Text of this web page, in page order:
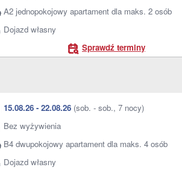
A2 jednopokojowy apartament dla maks. 2 osób
Dojazd własny
Sprawdź terminy
15.08.26 - 22.08.26 (sob. - sob., 7 nocy)
Bez wyżywienia
B4 dwupokojowy apartament dla maks. 4 osób
Dojazd własny